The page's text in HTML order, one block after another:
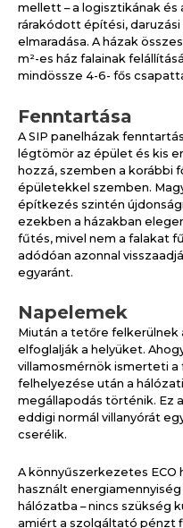
mellett – a logisztikának
rárakódott építési,
elmaradása. A házak
m²-es ház falainak
mindössze 4-6- fős
Fenntartása
A SIP panelházak
légtömör az épület és kis
hozzá, szemben a
épületekkel szemben.
építkezés szintén
ezekben a házakban
fűtés, mivel nem a falakat
adódóan azonnal
egyaránt.
Napelemek
Miután a tetőre felkerülnek
elfoglalják a helyüket.
villamosmérnök ismerteti a
felhelyezése után a
megállapodás történik. Ez
eddigi normál villanyórát
cserélik.
A könnyűszerkezetes
használt
hálózatba – nincs szükség
amiért a szolgáltató pénzt